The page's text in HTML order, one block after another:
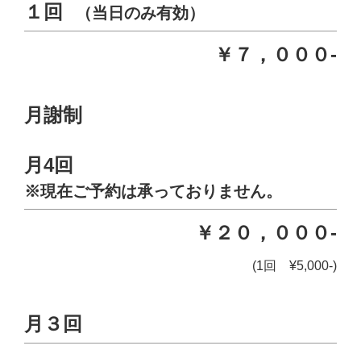
１回 （当日のみ有効）
￥７，０００-
月謝制
月4回
※現在ご予約は承っておりません。
￥２０，０００-
(1回 ¥5,000-)
月３回